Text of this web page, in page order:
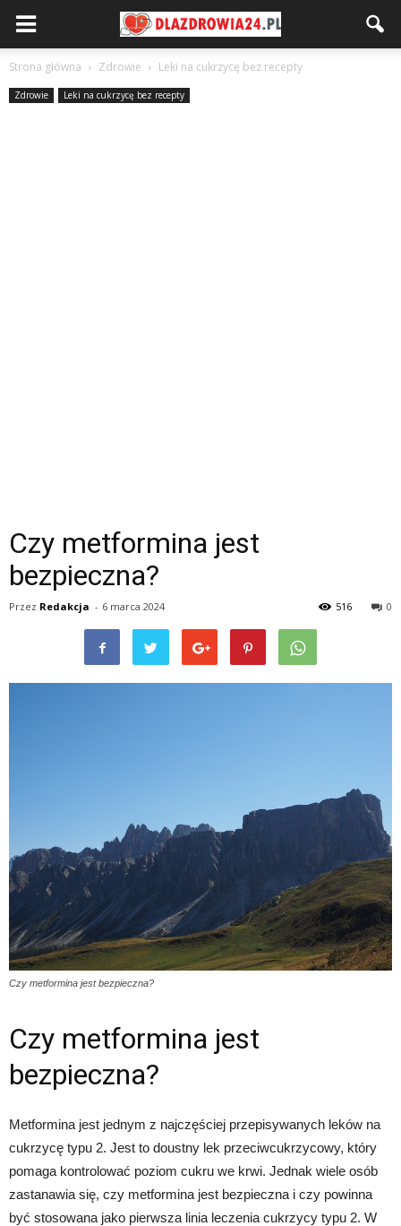
Strona główna Zdrowie Leki na cukrzycę bez recepty
Zdrowie Leki na cukrzycę bez recepty
Czy metformina jest
bezpieczna?
Przez Redakcja - 6 marca 2024 0
516
Czy metformina jest bezpieczna?
Czy metformina jest
bezpieczna?
Metformina jest jednym z najczęściej przepisywanych leków na
cukrzycę typu 2. Jest to doustny lek przeciwcukrzycowy, który
pomaga kontrolować poziom cukru we krwi. Jednak wiele osób
zastanawia się, czy metformina jest bezpieczna i czy powinna
być stosowana jako pierwsza linia leczenia cukrzycy typu 2. W